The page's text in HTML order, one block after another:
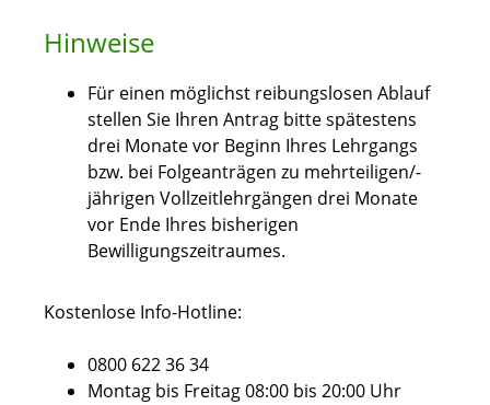
Hinweise
Für einen möglichst reibungslosen Ablauf
stellen Sie Ihren Antrag bitte spätestens
drei Monate vor Beginn Ihres Lehrgangs
bzw. bei Folgeanträgen zu mehrteiligen/-
jährigen Vollzeitlehrgängen drei Monate
vor Ende Ihres bisherigen
Bewilligungszeitraumes.
Kostenlose Info-Hotline:
0800 622 36 34
Montag bis Freitag 08:00 bis 20:00 Uhr